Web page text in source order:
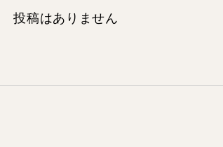
投稿はありません